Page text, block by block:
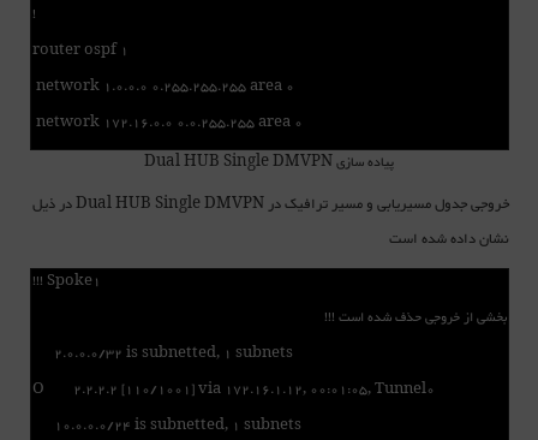
!
router ospf 1
network 1.0.0.0 0.255.255.255 area 0
network 172.16.0.0 0.0.255.255 area 0
پیاده سازی Dual HUB Single DMVPN
خروجی جدول مسیریابی و مسیر ترافیک درDual HUB Single DMVPNدر ذیل
نشان داده شده است
!!! Spoke1
!!! بخشی از خروجی حذف شده است
2.0.0.0/32 is subnetted, 1 subnets
O 2.2.2.2 [110/1001] via 172.16.1.12, 00:01:05, Tunnel0
10.0.0.0/24 is subnetted, 1 subnets